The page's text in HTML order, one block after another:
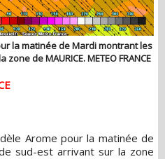
la matinée de Mardi montrant les
de MAURICE. METEO FRANCE
Arome pour la matinée de
sud-est arrivant sur la zone